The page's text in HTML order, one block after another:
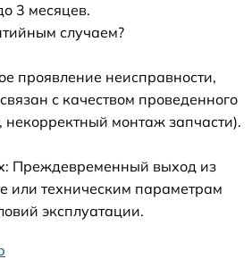
3 месяцев.
случаем?
проявление неисправности,
с качеством проведенного
монтаж запчасти).
Преждевременный выход из
или техническим параметрам
эксплуатации.